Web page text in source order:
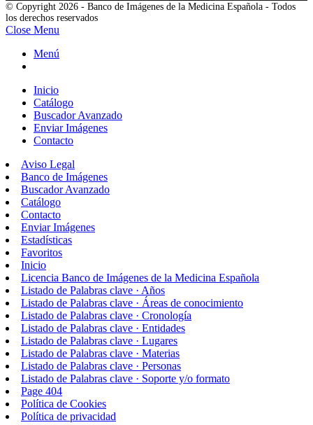
© Copyright 2026 - Banco de Imágenes de la Medicina Española - Todos
los derechos reservados
Close Menu
Menú
Inicio
Catálogo
Buscador Avanzado
Enviar Imágenes
Contacto
Aviso Legal
Banco de Imágenes
Buscador Avanzado
Catálogo
Contacto
Enviar Imágenes
Estadísticas
Favoritos
Inicio
Licencia Banco de Imágenes de la Medicina Española
Listado de Palabras clave · Años
Listado de Palabras clave · Áreas de conocimiento
Listado de Palabras clave · Cronología
Listado de Palabras clave · Entidades
Listado de Palabras clave · Lugares
Listado de Palabras clave · Materias
Listado de Palabras clave · Personas
Listado de Palabras clave · Soporte y/o formato
Page 404
Política de Cookies
Política de privacidad